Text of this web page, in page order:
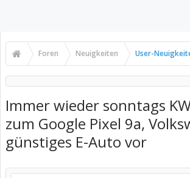
Foren Neuigkeiten User-
Immer wieder sonntags
zum Google Pixel 9a,
günstiges E-Auto vor